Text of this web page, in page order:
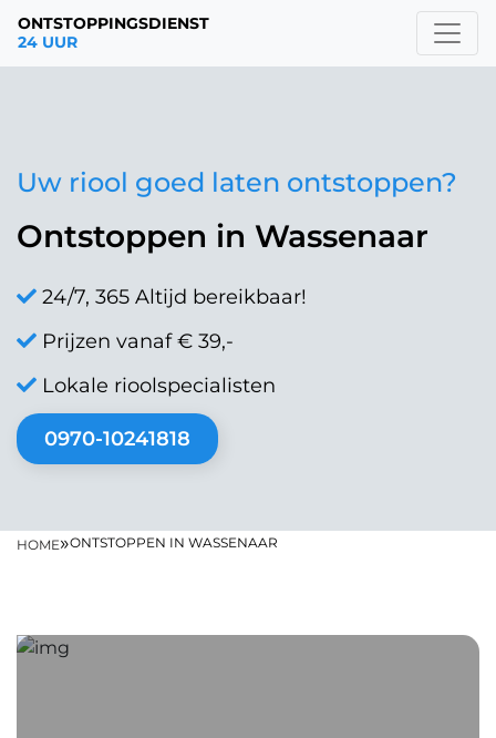
ONTSTOPPINGSDIENST
24 UUR
Uw riool goed laten ontstoppen?
Ontstoppen in Wassenaar
24/7, 365 Altijd bereikbaar!
Prijzen vanaf € 39,-
Lokale rioolspecialisten
0970-10241818
HOME»ONTSTOPPEN IN WASSENAAR